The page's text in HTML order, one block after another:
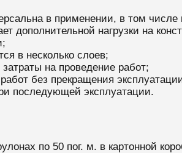
в применении, в том числе
дополнительной нагрузки на
в несколько слоев;
на проведение работ;
без прекращения
последующей эксплуатации.
по 50 пог. м. в картонной